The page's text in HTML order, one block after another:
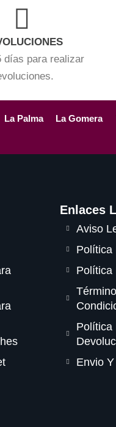
días para realizar
La Palma La Gomera
Enlaces
Aviso
Política
Política
Política
Envio